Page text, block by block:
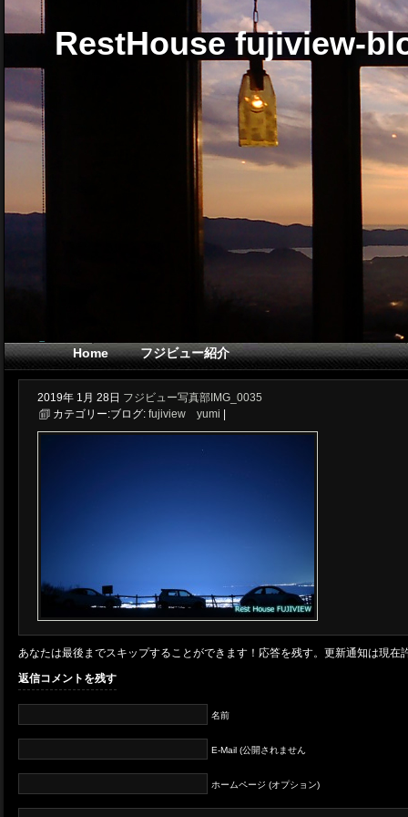
RestHouse fujiview-
Home フジビュー紹介
2019年 1月 28日 フジビュー写真部IMG_0035
ブログ: fujiview yumi
カテゴリー:
あなたは最後までスキップすることができます！応答を残す。更新通知は現在
返信コメントを残す
名前
E-Mail (公開されません
ホームページ (オプション)